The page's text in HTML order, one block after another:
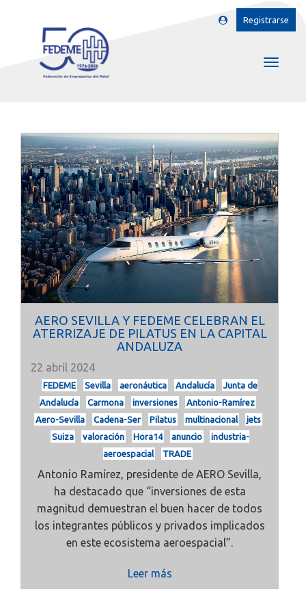
Registrarse
AERO SEVILLA Y FEDEME CELEBRAN EL
ATERRIZAJE DE PILATUS EN LA CAPITAL
ANDALUZA
22 abril 2024
FEDEME Sevilla aeronáutica Andalucía
Junta de
Andalucía
Carmona inversiones
Antonio-Ramírez
Aero-Sevilla
Cadena-Ser Pilatus multinacional
jets
Suiza
valoración Hora14 anuncio
industria-
aeroespacial
TRADE
Antonio Ramírez, presidente de AERO Sevilla,
ha destacado que “inversiones de esta
magnitud demuestran el buen hacer de todos
los integrantes públicos y privados implicados
en este ecosistema aeroespacial”.
Leer más